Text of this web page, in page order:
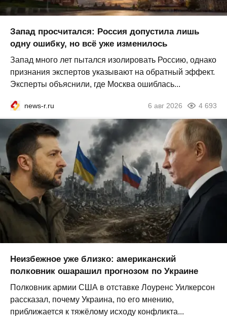
Запад просчитался: Россия допустила лишь
одну ошибку, но всё уже изменилось
Запад много лет пытался изолировать Россию, однако
признания экспертов указывают на обратный эффект.
Эксперты объяснили, где Москва ошиблась...
news-r.ru 6 авг 2026 4 693
Неизбежное уже близко: американский
полковник ошарашил прогнозом по Украине
Полковник армии США в отставке Лоуренс Уилкерсон
рассказал, почему Украина, по его мнению,
приближается к тяжёлому исходу конфликта...